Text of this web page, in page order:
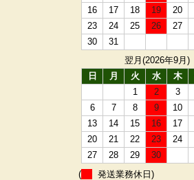
16
17 18 19 20
23
24 25 26 27
30
31
翌月(2026年9月)
日
月 火 水 木
1
2 3
6
7 8 9 10
13
14 15 16 17
20
21 22 23 24
27
28 29
30
(
発送業務休日)